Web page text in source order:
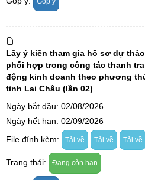
Lấy ý kiến tham gia hồ sơ dự
phối hợp trong công tác thanh
động kinh doanh theo phương
tỉnh Lai Châu (lần 02)
Ngày bắt đầu: 02/08/2026
Ngày hết hạn: 02/09/2026
File đính kèm:
Tải về Tải về Tải về
Trạng thái: Đang còn hạn